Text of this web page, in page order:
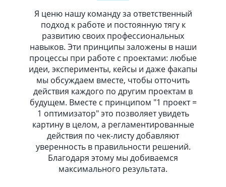
Я ценю нашу команду за ответственный
подход к работе и постоянную тягу к
развитию своих профессиональных
навыков. Эти принципы заложены в наши
процессы при работе с проектами: любые
идеи, эксперименты, кейсы и даже факапы
мы обсуждаем вместе, чтобы отточить
действия каждого по другим проектам в
будущем. Вместе с принципом "1 проект =
1 оптимизатор" это позволяет увидеть
картину в целом, а регламентированные
действия по чек-листу добавляют
уверенность в правильности решений.
Благодаря этому мы добиваемся
максимального результата.